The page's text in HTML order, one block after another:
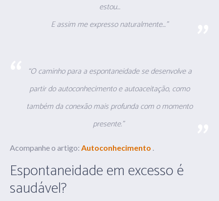
estou…
E assim me expresso naturalmente…”
“O caminho para a espontaneidade se desenvolve a
partir do autoconhecimento e autoaceitação, como
também da conexão mais profunda com o momento
presente.”
Acompanhe o artigo: Autoconhecimento .
Espontaneidade em excesso é
saudável?